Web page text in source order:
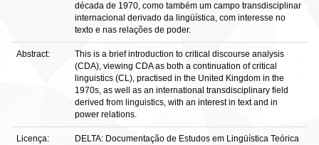
década de 1970, como também um campo transdisciplinar
internacional derivado da lingüística, com interesse no
texto e nas relações de poder.
Abstract:
This is a brief introduction to critical discourse analysis
(CDA), viewing CDA as both a continuation of critical
linguistics (CL), practised in the United Kingdom in the
1970s, as well as an international transdisciplinary field
derived from linguistics, with an interest in text and in
power relations.
Licença:
DELTA: Documentação de Estudos em Lingüística Teórica